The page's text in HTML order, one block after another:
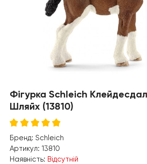
Фігурка Schleich
Шляйх (13810)
Бренд: Schleich
Артикул: 13810
Наявність: Відсутній